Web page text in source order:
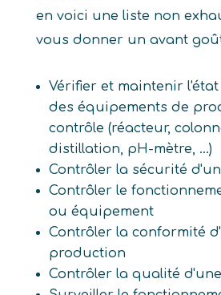
en voici une liste non
vous donner un avant
Vérifier et maintenir
des équipements de
contrôle (réacteur,
distillation, pH-mètre, ...)
Contrôler la sécurité
Contrôler le
ou équipement
Contrôler la conformité
production
Contrôler la qualité